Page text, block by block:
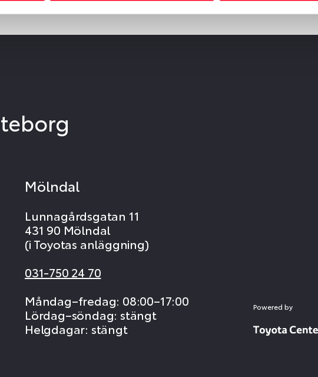
Mölndal
Lunnagårdsgatan 11
431 90 Mölndal
(i Toyotas anläggning)
031-750 24 70
Måndag–fredag: 08:00–17:00
Lördag–söndag: stängt
Helgdagar: stängt
Powered by